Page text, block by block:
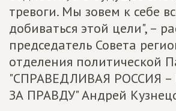
тревоги. Мы зовем к себе
добиваться этой цели", –
председатель Совета
отделения политической
"СПРАВЕДЛИВАЯ РОССИЯ
ЗА ПРАВДУ" Андрей